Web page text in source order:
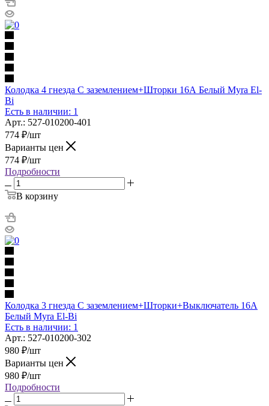
Колодка 4 гнезда С заземлением+Шторки 16А Белый Myra El-
Bi
Есть в наличии: 1
Арт.: 527-010200-401
774 ₽/шт
Варианты цен
774 ₽/шт
Подробности
В корзину
Колодка 3 гнезда С заземлением+Шторки+Выключатель 16А
Белый Myra El-Bi
Есть в наличии: 1
Арт.: 527-010200-302
980 ₽/шт
Варианты цен
980 ₽/шт
Подробности